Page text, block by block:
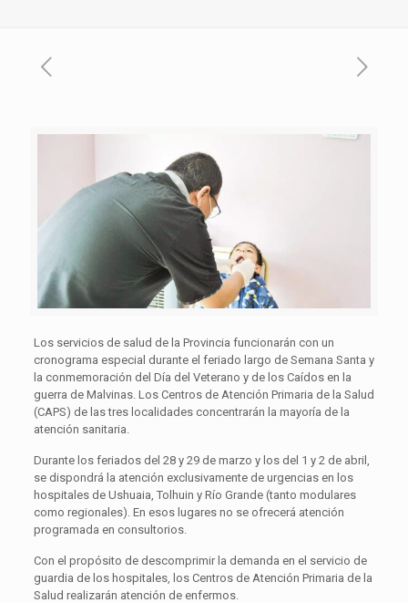
Los servicios de salud de la Provincia funcionarán con un
cronograma especial durante el feriado largo de Semana Santa y
la conmemoración del Día del Veterano y de los Caídos en la
guerra de Malvinas. Los Centros de Atención Primaria de la Salud
(CAPS) de las tres localidades concentrarán la mayoría de la
atención sanitaria.
Durante los feriados del 28 y 29 de marzo y los del 1 y 2 de abril,
se dispondrá la atención exclusivamente de urgencias en los
hospitales de Ushuaia, Tolhuin y Río Grande (tanto modulares
como regionales). En esos lugares no se ofrecerá atención
programada en consultorios.
Con el propósito de descomprimir la demanda en el servicio de
guardia de los hospitales, los Centros de Atención Primaria de la
Salud realizarán atención de enfermos.